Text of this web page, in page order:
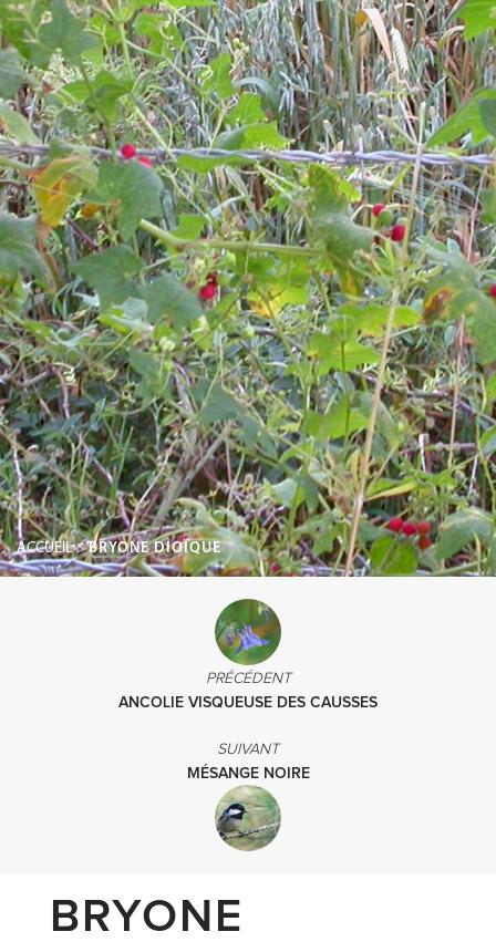
ACCUEIL>BRYONE DIOÏQUE
PRÉCÉDENT
ANCOLIE VISQUEUSE DES CAUSSES
SUIVANT
MÉSANGE NOIRE
BRYONE